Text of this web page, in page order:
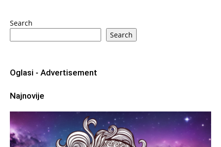
Search
Search
Oglasi - Advertisement
Najnovije